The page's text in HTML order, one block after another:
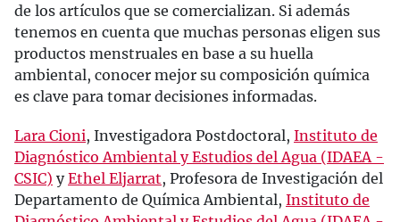
de los artículos que se comercializan. Si además
tenemos en cuenta que muchas personas eligen sus
productos menstruales en base a su huella
ambiental, conocer mejor su composición química
es clave para tomar decisiones informadas.
Lara Cioni, Investigadora Postdoctoral, Instituto de
Diagnóstico Ambiental y Estudios del Agua (IDAEA -
CSIC) yEthel Eljarrat, Profesora de Investigación del
Departamento de Química Ambiental, Instituto de